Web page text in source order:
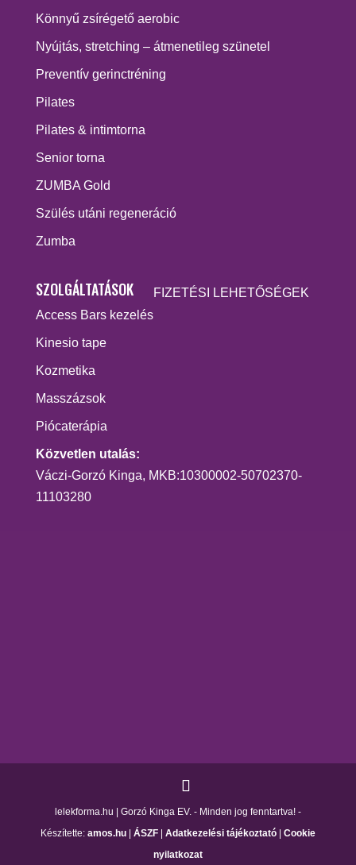
Könnyű zsírégető aerobic
Nyújtás, stretching – átmenetileg szünetel
Preventív gerinctréning
Pilates
Pilates & intimtorna
Senior torna
ZUMBA Gold
Szülés utáni regeneráció
Zumba
SZOLGÁLTATÁSOK
Access Bars kezelés
Kinesio tape
Kozmetika
Masszázsok
Piócaterápia
FIZETÉSI LEHETŐSÉGEK
Közvetlen utalás:
Váczi-Gorzó Kinga, MKB:10300002-50702370-
11103280
lelekforma.hu | Gorzó Kinga EV. - Minden jog fenntartva! -
Készítette: amos.hu| ÁSZF| Adatkezelési tájékoztató| Cookie
nyilatkozat